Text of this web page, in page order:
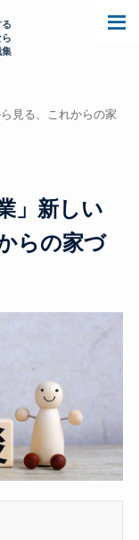
ら
集
見る、これからの家
」新しい
らの家づ